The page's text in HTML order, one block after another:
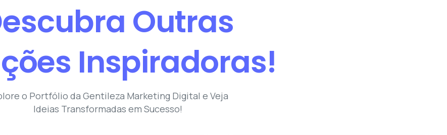
Outras
Inspiradoras!
o Portfólio da Gentileza Marketing Digital e Veja
Ideias Transformadas em Sucesso!